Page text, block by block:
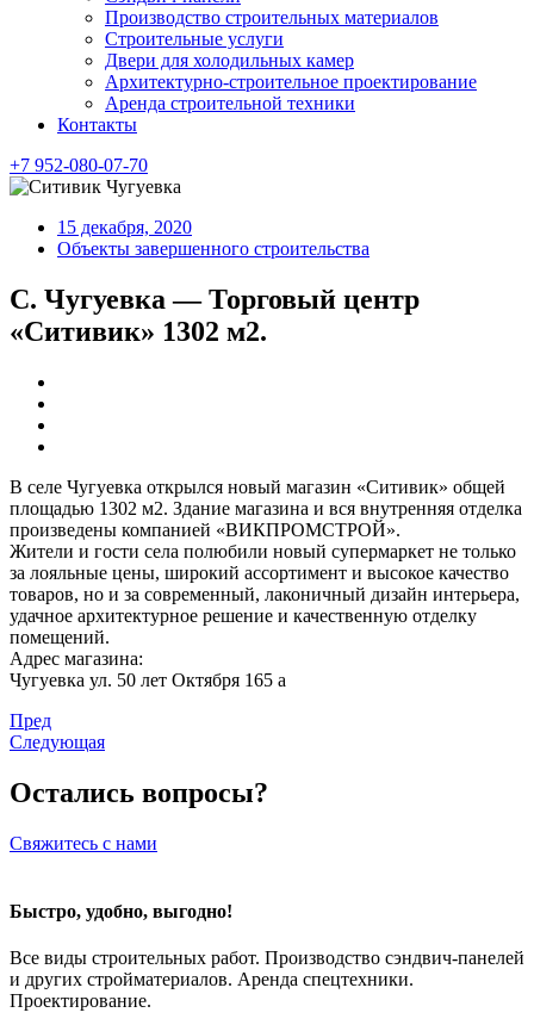
Производство строительных материалов
Строительные услуги
Двери для холодильных камер
Архитектурно-строительное проектирование
Аренда строительной техники
Контакты
+7 952-080-07-70
15 декабря, 2020
Объекты завершенного строительства
С. Чугуевка — Торговый центр
«Ситивик» 1302 м2.
В селе Чугуевка открылся новый магазин «Ситивик» общей
площадью 1302 м2. Здание магазина и вся внутренняя отделка
произведены компанией «ВИКПРОМСТРОЙ».
Жители и гости села полюбили новый супермаркет не только
за лояльные цены, широкий ассортимент и высокое качество
товаров, но и за современный, лаконичный дизайн интерьера,
удачное архитектурное решение и качественную отделку
помещений.
Адрес магазина:
Чугуевка ул. 50 лет Октября 165 а
Пред
Следующая
Остались вопросы?
Свяжитесь с нами
Быстро, удобно, выгодно!
Все виды строительных работ. Производство сэндвич-панелей
и других стройматериалов. Аренда спецтехники.
Проектирование.